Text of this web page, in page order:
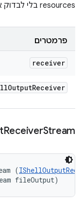
resources בלי לבדוק אם המקלט הוא null.
פרמטרים
receiver
OutputReceiver
ReceiverStream
(
fileOutput)